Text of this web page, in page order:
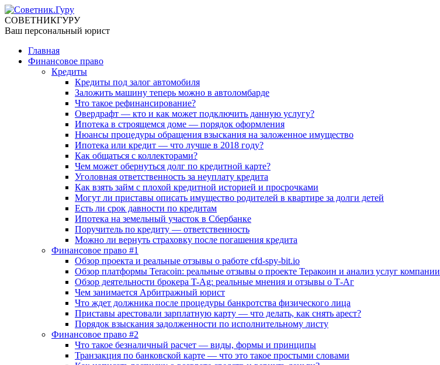
СОВЕТНИКГУРУ
Ваш персональный юрист
Главная
Финансовое право
Кредиты
Кредиты под залог автомобиля
Заложить машину теперь можно в автоломбарде
Что такое рефинансирование?
Овердрафт — кто и как может подключить данную услугу?
Ипотека в строящемся доме — порядок оформления
Нюансы процедуры обращения взыскания на заложенное имущество
Ипотека или кредит — что лучше в 2018 году?
Как общаться с коллекторами?
Чем может обернуться долг по кредитной карте?
Уголовная ответственность за неуплату кредита
Как взять займ с плохой кредитной историей и просрочками
Могут ли приставы описать имущество родителей в квартире за долги детей
Есть ли срок давности по кредитам
Ипотека на земельный участок в Сбербанке
Поручитель по кредиту — ответственность
Можно ли вернуть страховку после погашения кредита
Финансовое право #1
Обзор проекта и реальные отзывы о работе cfd-spy-bit.io
Обзор платформы Teracoin: реальные отзывы о проекте Теракоин и анализ услуг компании
Обзор деятельности брокера T-Ag: реальные мнения и отзывы о Т-Аг
Чем занимается Арбитражный юрист
Что ждет должника после процедуры банкротства физического лица
Приставы арестовали зарплатную карту — что делать, как снять арест?
Порядок взыскания задолженности по исполнительному листу
Финансовое право #2
Что такое безналичный расчет — виды, формы и принципы
Транзакция по банковской карте — что это такое простыми словами